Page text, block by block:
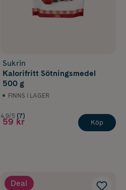
Sukrin
Kalorifritt Sötningsmedel
500 g
FINNS I LAGER
4.9/5 (7)
59 kr Köp
Deal